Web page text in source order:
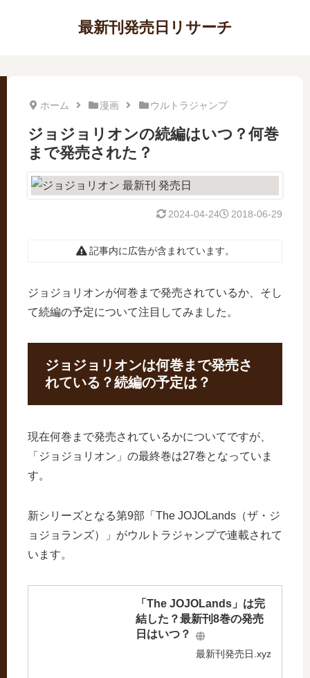
最新刊発売日リサーチ
ホーム 漫画 ウルトラジャンプ
ジョジョリオンの続編はいつ？何巻
まで発売された？
2018-06-29
2024-04-24
記事内に広告が含まれています。
ジョジョリオンが何巻まで発売されているか、そし
て続編の予定について注目してみました。
ジョジョリオンは何巻まで発売さ
れている？続編の予定は？
現在何巻まで発売されているかについてですが、
「ジョジョリオン」の最終巻は27巻となっていま
す。
新シリーズとなる第9部「The JOJOLands（ザ・ジ
ョジョランズ）」がウルトラジャンプで連載されて
います。
「The JOJOLands」は完
結した？最新刊8巻の発売
日はいつ？
最新刊発売日.xyz